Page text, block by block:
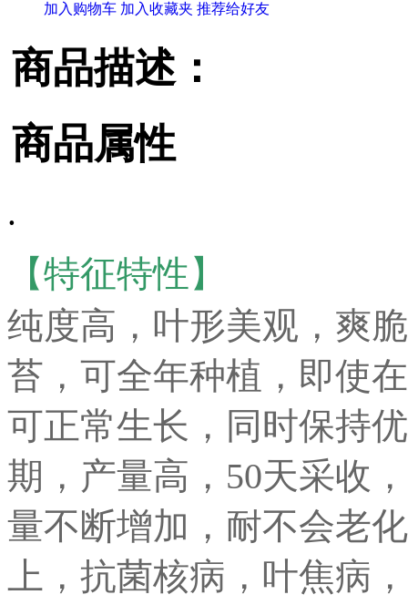
加入购物车 加入收藏夹 推荐给好友
商品描述：
商品属性
.
【特征特性】
纯度高，叶形美观，爽
苔，可全年种植，即使
可正常生长，同时保持
期，产量高，50天采收
量不断增加，耐不会老
上，抗菌核病，叶焦病